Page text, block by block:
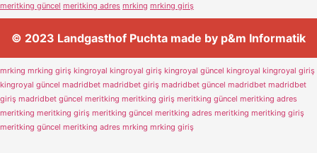
meritking güncel meritking adres mrking mrking giriş
© 2023 Landgasthof Puchta made by p&m Informatik
mrking mrking giriş kingroyal kingroyal giriş kingroyal güncel kingroyal kingroyal giriş
kingroyal güncel madridbet madridbet giriş madridbet güncel madridbet madridbet
giriş madridbet güncel meritking meritking giriş meritking güncel meritking adres
meritking meritking giriş meritking güncel meritking adres meritking meritking giriş
meritking güncel meritking adres mrking mrking giriş